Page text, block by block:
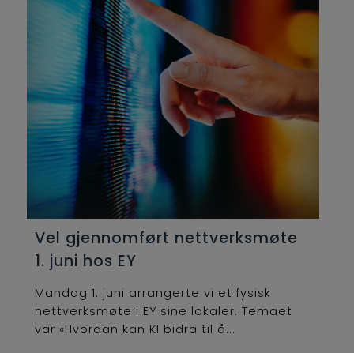
Vel gjennomført nettverksmøte
1. juni hos EY
Mandag 1. juni arrangerte vi et fysisk
nettverksmøte i EY sine lokaler. Temaet
var «Hvordan kan KI bidra til å...